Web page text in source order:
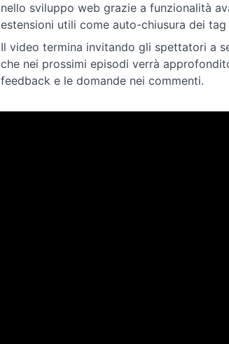
nello sviluppo web grazie a funzionalità
estensioni utili come auto-chiusura dei tag
Il video termina invitando gli spettatori a
che nei prossimi episodi verrà
feedback e le domande nei commenti.